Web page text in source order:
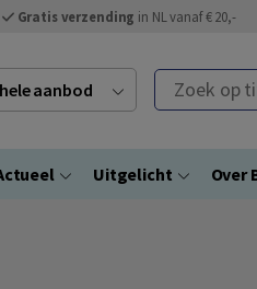
Gratis verzending in NL vanaf € 20,-
aanbod Zoek op
Uitgelicht Over